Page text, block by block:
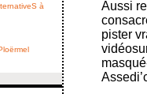
Aussi
pister
à